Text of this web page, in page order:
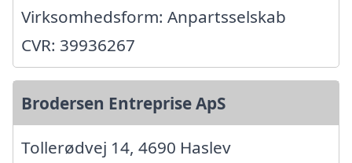
Virksomhedsform: Anpartsselskab
CVR: 39936267
Brodersen Entreprise ApS
Tollerødvej 14, 4690 Haslev